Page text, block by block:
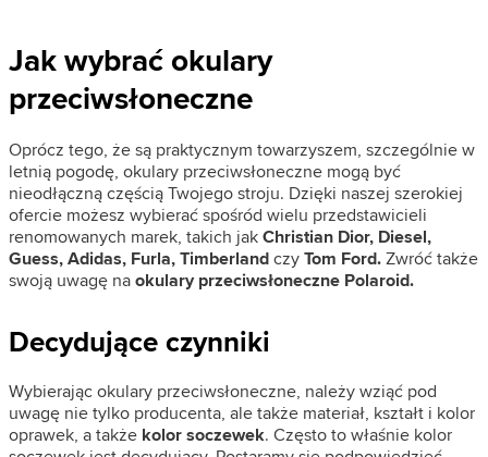
Jak wybrać okulary
przeciwsłoneczne
Oprócz tego, że są praktycznym towarzyszem, szczególnie w
letnią pogodę, okulary przeciwsłoneczne mogą być
nieodłączną częścią Twojego stroju. Dzięki naszej szerokiej
ofercie możesz wybierać spośród wielu przedstawicieli
renomowanych marek, takich jakChristian Dior, Diesel,
Guess, Adidas, Furla, TimberlandczyTom Ford.Zwróć także
swoją uwagę naokulary przeciwsłoneczne Polaroid.
Decydujące czynniki
Wybierając okulary przeciwsłoneczne, należy wziąć pod
uwagę nie tylko producenta, ale także materiał, kształt i kolor
oprawek, a także kolor soczewek. Często to właśnie kolor